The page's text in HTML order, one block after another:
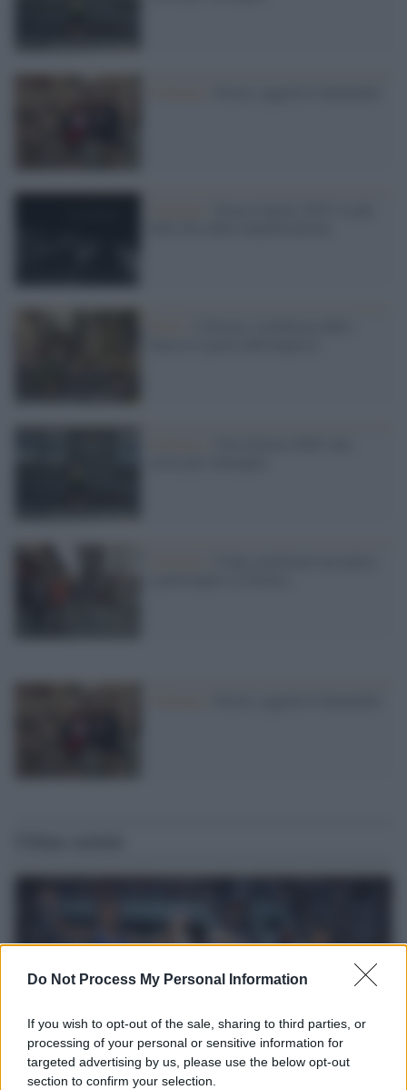
Do Not Process My Personal Information
If you wish to opt-out of the sale, sharing to third parties, or
processing of your personal or sensitive information for
targeted advertising by us, please use the below opt-out
section to confirm your selection.